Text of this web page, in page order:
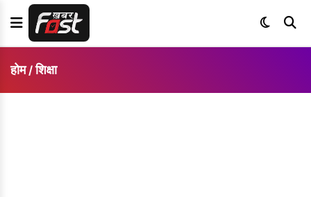
होम/ शिक्षा